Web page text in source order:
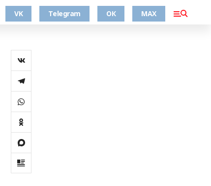
VK Telegram ОК MAX